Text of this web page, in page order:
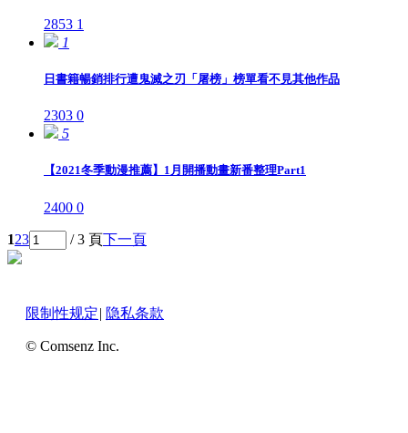
2853 1
1
日書籍暢銷排行遭鬼滅之刃「屠榜」榜單看不見其他作品
2303 0
5
【2021冬季動漫推薦】1月開播動畫新番整理Part1
2400 0
123 / 3 頁下一頁
限制性规定| 隐私条款
© Comsenz Inc.